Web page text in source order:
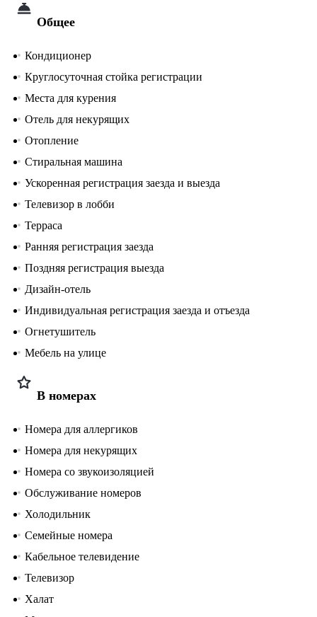
Общее
Кондиционер
Круглосуточная стойка регистрации
Места для курения
Отель для некурящих
Отопление
Стиральная машина
Ускоренная регистрация заезда и выезда
Телевизор в лобби
Терраса
Ранняя регистрация заезда
Поздняя регистрация выезда
Дизайн-отель
Индивидуальная регистрация заезда и отъезда
Огнетушитель
Мебель на улице
В номерах
Номера для аллергиков
Номера для некурящих
Номера со звукоизоляцией
Обслуживание номеров
Холодильник
Семейные номера
Кабельное телевидение
Телевизор
Халат